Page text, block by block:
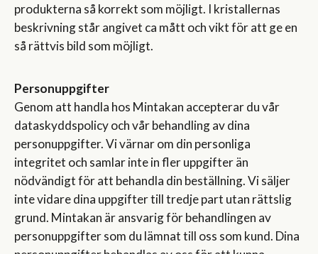
produkterna så korrekt som möjligt. I kristallernas
beskrivning står angivet ca mått och vikt för att ge en
så rättvis bild som möjligt.
Personuppgifter
Genom att handla hos Mintakan accepterar du vår
dataskyddspolicy och vår behandling av dina
personuppgifter. Vi värnar om din personliga
integritet och samlar inte in fler uppgifter än
nödvändigt för att behandla din beställning. Vi säljer
inte vidare dina uppgifter till tredje part utan rättslig
grund. Mintakan är ansvarig för behandlingen av
personuppgifter som du lämnat till oss som kund. Dina